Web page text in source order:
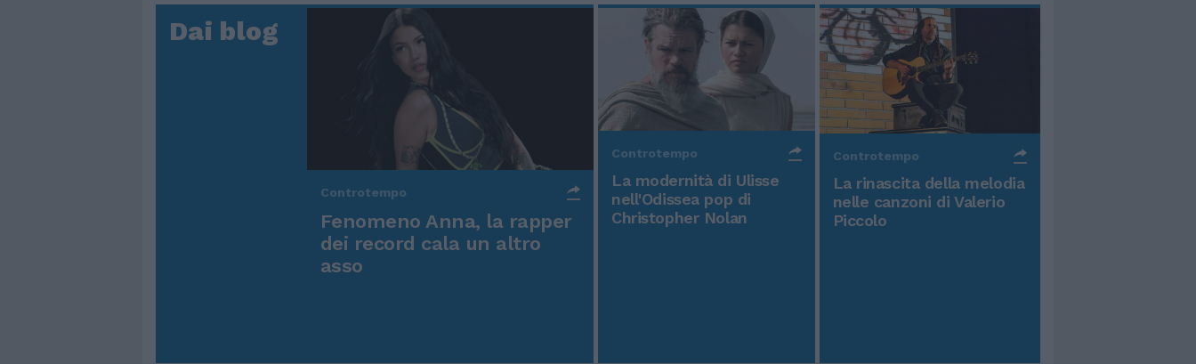
Dai blog
Controtempo
Fenomeno Anna, la rapper
dei record cala un altro
asso
Controtempo
La modernità di Ulisse
nell'Odissea pop di
Christopher Nolan
Controtempo
La rinascita della melodia
nelle canzoni di Valerio
Piccolo